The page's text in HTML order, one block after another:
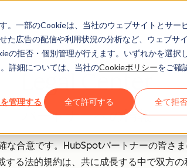
一部のCookieは、当社のウェブサイトとサー
た広告の配信や利用状況の分析など、ウェブサ
の拒否・個別管理が行えます。いずれかを選択
詳細については、当社のCookieポリシーをご確
管理する 全て許可する 全て拒
Legal Center
パートナーへの情報
合意です。HubSpotパートナーの皆さ
る法的規約は、共に成長する中で双方